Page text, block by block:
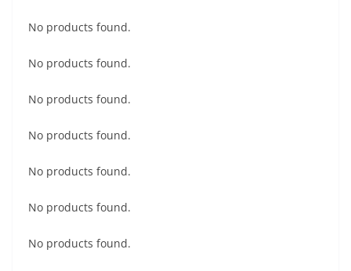
No products found.
No products found.
No products found.
No products found.
No products found.
No products found.
No products found.